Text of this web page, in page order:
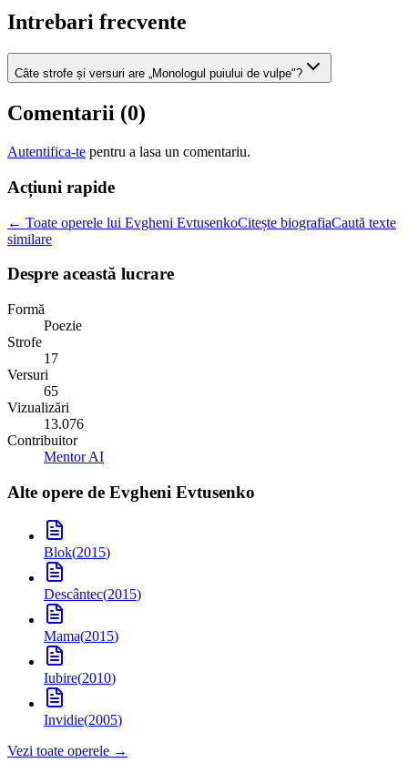
Intrebari frecvente
Câte strofe și versuri are „Monologul puiului de vulpe"?
Comentarii (0)
Autentifica-te pentru a lasa un comentariu.
Acțiuni rapide
← Toate operele lui Evgheni EvtusenkoCitește biografiaCaută texte
similare
Despre această lucrare
Formă
Poezie
Strofe
17
Versuri
65
Vizualizări
13.076
Contribuitor
Mentor AI
Alte opere de Evgheni Evtusenko
Blok(2015)
Descântec(2015)
Mama(2015)
Iubire(2010)
Invidie(2005)
Vezi toate operele →